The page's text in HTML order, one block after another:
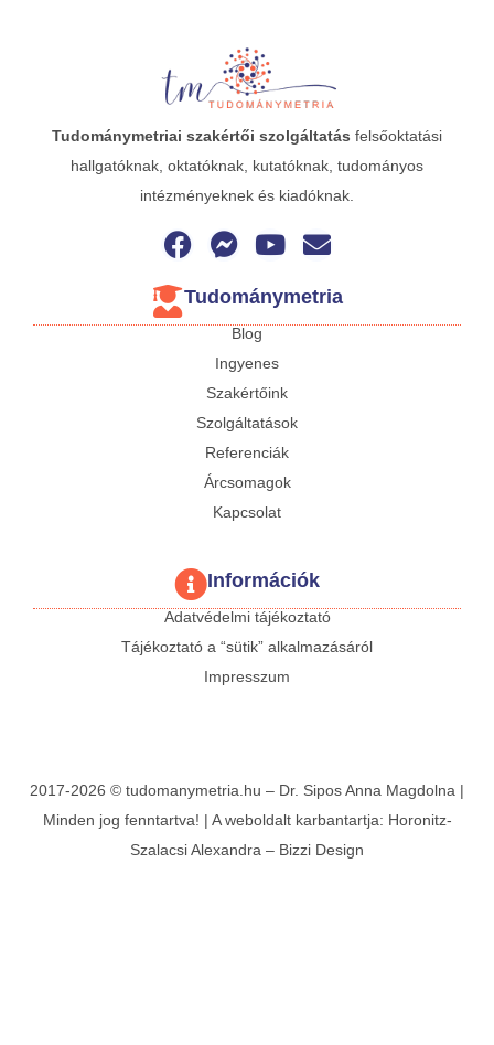
Tudománymetriai szakértői szolgáltatás felsőoktatási
hallgatóknak, oktatóknak, kutatóknak, tudományos
intézményeknek és kiadóknak.
Tudománymetria
Blog
Ingyenes
Szakértőink
Szolgáltatások
Referenciák
Árcsomagok
Kapcsolat
Információk
Adatvédelmi tájékoztató
Tájékoztató a “sütik” alkalmazásáról
Impresszum
2017-2026 © tudomanymetria.hu – Dr. Sipos Anna Magdolna |
Minden jog fenntartva! | A weboldalt karbantartja: Horonitz-
Szalacsi Alexandra – Bizzi Design